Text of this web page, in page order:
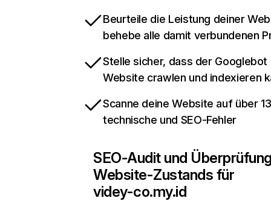
Beurteile die Leistung deiner
behebe alle damit verbundenen
Stelle sicher, dass der Googlebot
Website crawlen und indexieren
Scanne deine Website auf über
technische und SEO-Fehler
SEO-Audit und
Website-Zustands für
videy-co.my.id